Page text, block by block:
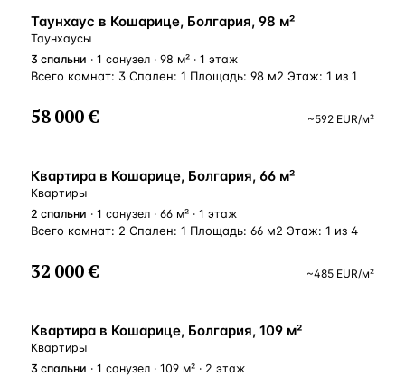
Таунхаус в Кошарице, Болгария, 98 м²
Таунхаусы
3 спальни · 1 санузел · 98 м² · 1 этаж
Всего комнат: 3 Спален: 1 Площадь: 98 м2 Этаж: 1 из 1
58 000 € ~592 EUR/м²
Квартира в Кошарице, Болгария, 66 м²
Квартиры
2 спальни · 1 санузел · 66 м² · 1 этаж
Всего комнат: 2 Спален: 1 Площадь: 66 м2 Этаж: 1 из 4
32 000 € ~485 EUR/м²
Квартира в Кошарице, Болгария, 109 м²
Квартиры
3 спальни · 1 санузел · 109 м² · 2 этаж